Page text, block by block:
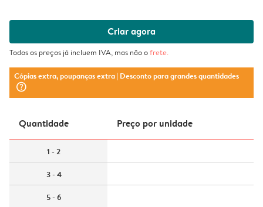
Criar agora
Todos os preços já incluem IVA, mas não ofrete.
Cópias extra, poupanças extra| Desconto para grandes quantidades
question_mark_circle
Quantidade Preço por unidade
1 - 2
3 - 4
5 - 6